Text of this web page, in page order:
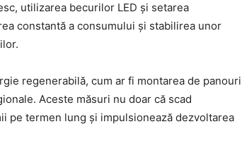
utilizarea becurilor LED și setarea
constantă a consumului și stabilirea unor
regenerabilă, cum ar fi montarea de panouri
Aceste măsuri nu doar că scad
pe termen lung și impulsionează dezvoltarea